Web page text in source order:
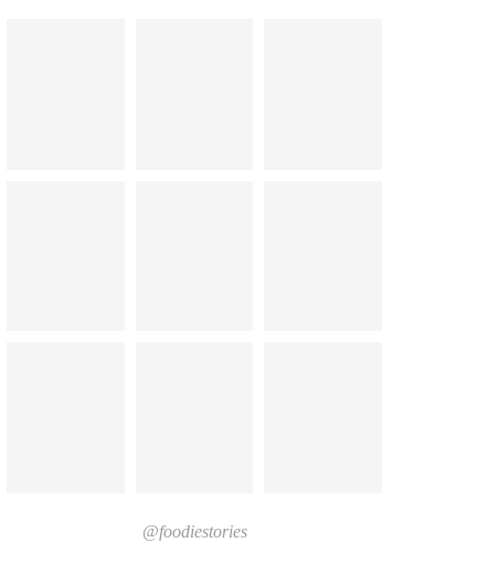
@foodiestories